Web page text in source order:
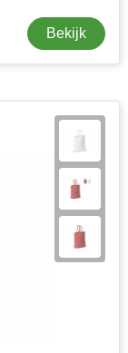
Bekijk